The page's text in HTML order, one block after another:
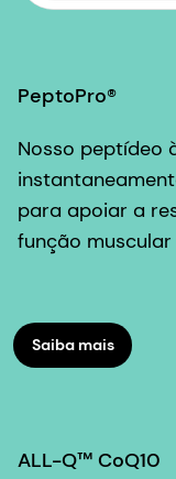
PeptoPro®
Nosso peptídeo
para apoiar a
função
Saiba mais
ALL-Q™ CoQ10